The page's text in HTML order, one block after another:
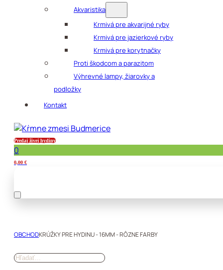
Akvaristika
Krmivá pre akvarijné ryby
Krmivá pre jazierkové ryby
Krmivá pre korytnačky
Proti škodcom a parazitom
Výhrevné lampy, žiarovky a
podložky
Kontakt
Predaj živej hydiny
0
0,00 €
OBCHODKRÚŽKY PRE HYDINU - 16MM - RÔZNE FARBY